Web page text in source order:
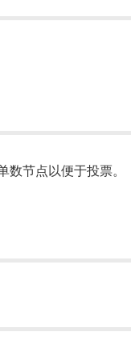
节点以便于投票。